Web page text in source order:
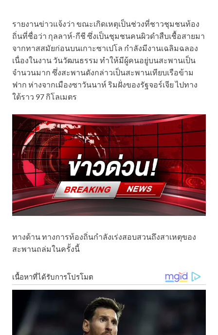
รายงานข่าวแจ้งว่า ขณะเกิดเหตุเป็นช่วงที่ชาวชุมชนท้อง
ถิ่นที่ชื่อว่า กุลลาห์-กีชี ซึ่งเป็นชุมชนคนผิวดำสืบเชื้อสายมา
จากทาสสมัยก่อนบนเกาะซาเปโล กำลังมีงานเฉลิมฉลอง
เนื่องในงาน วันวัฒนธรรม ทำให้มีผู้คนอยู่บนสะพานเป็น
จำนวนมาก ซึ่งสะพานดังกล่าวเป็นสะพานเทียบเรือข้าม
ฟาก ห่างจากเมืองซาวันนาห์ ริมฝั่งของรัฐจอร์เจีย ไปทาง
ใต้ราว 97 กิโลเมตร
ทางด้าน ทางการท้องถิ่นกำลังเร่งสอบสวนถึงสาเหตุของ
สะพานถล่มในครั้งนี้